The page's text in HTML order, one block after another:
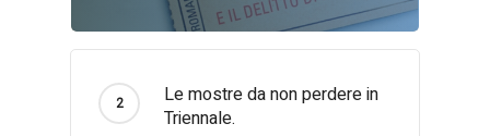
Le mostre da non perdere in
Triennale.